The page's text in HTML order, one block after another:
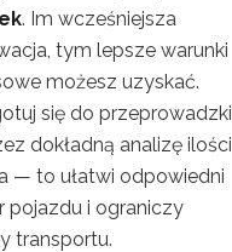
. Im wcześniejsza
tym lepsze warunki
możesz uzyskać.
się do przeprowadzki
dokładną analizę ilości
— to ułatwi odpowiedni
pojazdu i ograniczy
transportu.